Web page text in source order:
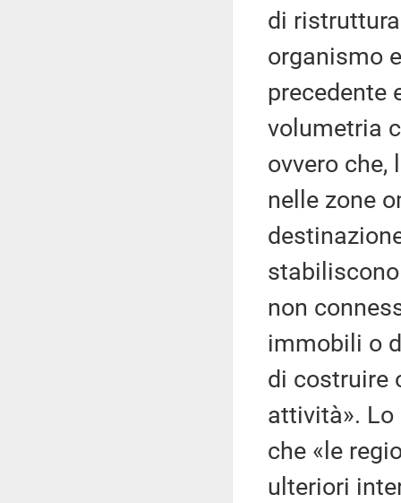
di
organismo
precedente
volumetria
ovvero
nelle zone
non
immobili o
di costruire
attività».
che «le
ulteriori